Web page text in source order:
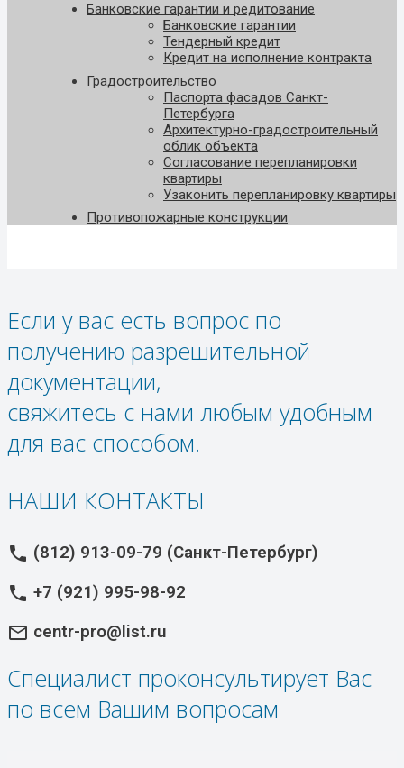
Банковские гарантии и редитование
Банковские гарантии
Тендерный кредит
Кредит на исполнение контракта
Градостроительство
Паспорта фасадов Санкт-
Петербурга
Архитектурно-градостроительный
облик объекта
Согласование перепланировки
квартиры
Узаконить перепланировку квартиры
Противопожарные конструкции
Если у вас есть вопрос по
получению разрешительной
документации,
свяжитесь с нами любым удобным
для вас способом.
НАШИ КОНТАКТЫ
phone (812) 913-09-79 (Санкт-Петербург)
phone +7 (921) 995-98-92
mail_outline centr-pro@list.ru
Специалист проконсультирует Вас
по всем Вашим вопросам